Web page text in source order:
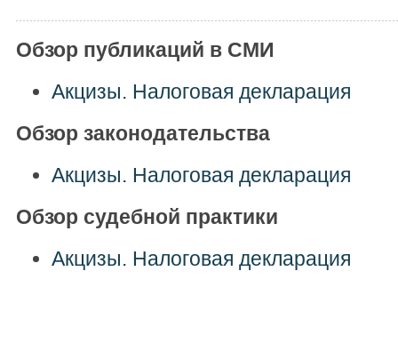
Обзор публикаций в СМИ
Акцизы. Налоговая декларация
Обзор законодательства
Акцизы. Налоговая декларация
Обзор судебной практики
Акцизы. Налоговая декларация